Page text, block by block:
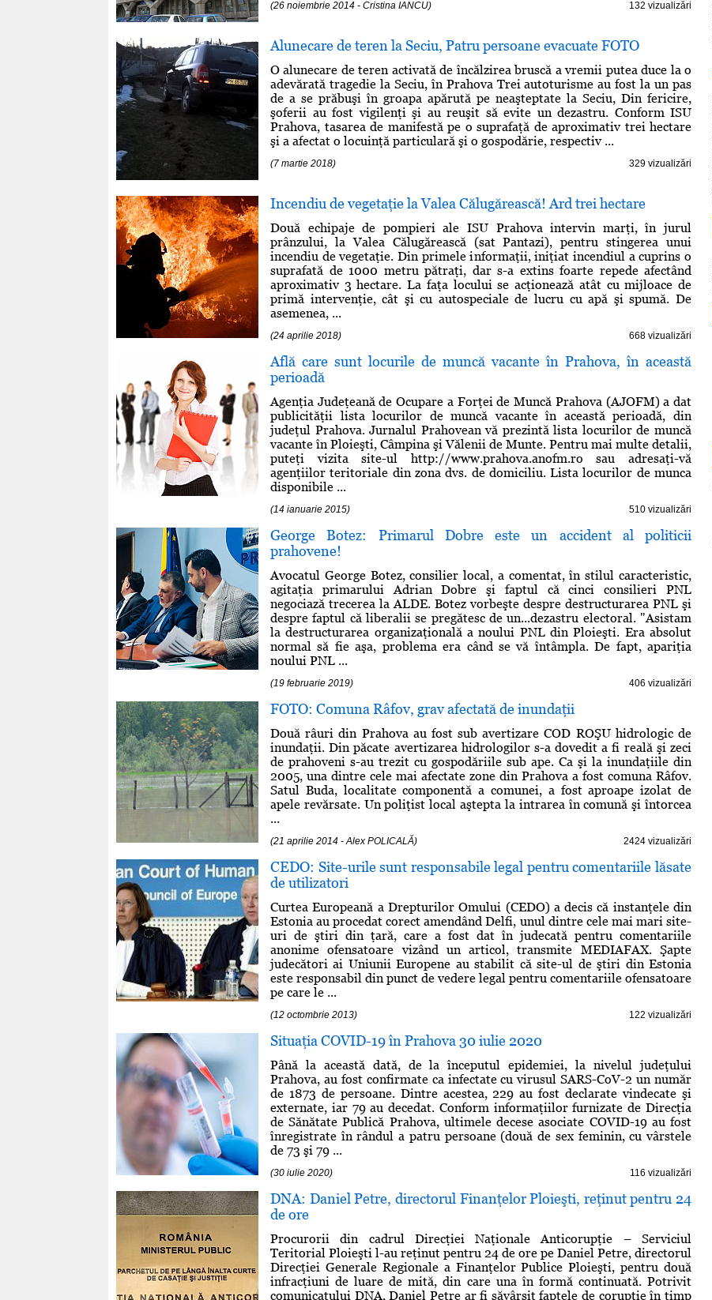
(26 noiembrie 2014 - Cristina IANCU) 132 vizualizări
Alunecare de teren la Seciu, Patru persoane evacuate FOTO
O alunecare de teren activată de încălzirea bruscă a vremii putea duce la o
adevărată tragedie la Seciu, în Prahova Trei autoturisme au fost la un pas
de a se prăbuşi în groapa apărută pe neaşteptate la Seciu, Din fericire,
şoferii au fost vigilenţi şi au reuşit să evite un dezastru. Conform ISU
Prahova, tasarea de manifestă pe o suprafaţă de aproximativ trei hectare
şi a afectat o locuinţă particulară şi o gospodărie, respectiv ...
(7 martie 2018) 329 vizualizări
Incendiu de vegetaţie la Valea Călugărească! Ard trei hectare
Două echipaje de pompieri ale ISU Prahova intervin marţi, în jurul
prânzului, la Valea Călugărească (sat Pantazi), pentru stingerea unui
incendiu de vegetaţie. Din primele informaţii, iniţiat incendiul a cuprins o
suprafată de 1000 metru pătraţi, dar s-a extins foarte repede afectând
aproximativ 3 hectare. La faţa locului se acţionează atât cu mijloace de
primă intervenţie, cât şi cu autospeciale de lucru cu apă şi spumă. De
asemenea, ...
(24 aprilie 2018) 668 vizualizări
Află care sunt locurile de muncă vacante în Prahova, în această
perioadă
Agenţia Judeţeană de Ocupare a Forţei de Muncă Prahova (AJOFM) a dat
publicităţii lista locurilor de muncă vacante în această perioadă, din
judeţul Prahova. Jurnalul Prahovean vă prezintă lista locurilor de muncă
vacante în Ploieşti, Câmpina şi Vălenii de Munte. Pentru mai multe detalii,
puteţi vizita site-ul http://www.prahova.anofm.ro sau adresaţi-vă
agenţiilor teritoriale din zona dvs. de domiciliu. Lista locurilor de munca
disponibile ...
(14 ianuarie 2015) 510 vizualizări
George Botez: Primarul Dobre este un accident al politicii
prahovene!
Avocatul George Botez, consilier local, a comentat, în stilul caracteristic,
agitaţia primarului Adrian Dobre şi faptul că cinci consilieri PNL
negociază trecerea la ALDE. Botez vorbeşte despre destructurarea PNL şi
despre faptul că liberalii se pregătesc de un...dezastru electoral. "Asistam
la destructurarea organizaţională a noului PNL din Ploieşti. Era absolut
normal să fie aşa, problema era când se vă întâmpla. De fapt, apariţia
noului PNL ...
(19 februarie 2019) 406 vizualizări
FOTO: Comuna Râfov, grav afectată de inundaţii
Două râuri din Prahova au fost sub avertizare COD ROŞU hidrologic de
inundaţii. Din păcate avertizarea hidrologilor s-a dovedit a fi reală şi zeci
de prahoveni s-au trezit cu gospodăriile sub ape. Ca şi la inundaţiile din
2005, una dintre cele mai afectate zone din Prahova a fost comuna Râfov.
Satul Buda, localitate componentă a comunei, a fost aproape izolat de
apele revărsate. Un poliţist local aştepta la intrarea în comună şi întorcea
...
(21 aprilie 2014 - Alex POLICALĂ) 2424 vizualizări
CEDO: Site-urile sunt responsabile legal pentru comentariile lăsate
de utilizatori
Curtea Europeană a Drepturilor Omului (CEDO) a decis că instanţele din
Estonia au procedat corect amendând Delfi, unul dintre cele mai mari site-
uri de ştiri din ţară, care a fost dat în judecată pentru comentariile
anonime ofensatoare vizând un articol, transmite MEDIAFAX. Şapte
judecători ai Uniunii Europene au stabilit că site-ul de ştiri din Estonia
este responsabil din punct de vedere legal pentru comentariile ofensatoare
pe care le ...
(12 octombrie 2013) 122 vizualizări
Situaţia COVID-19 în Prahova 30 iulie 2020
Până la această dată, de la începutul epidemiei, la nivelul judeţului
Prahova, au fost confirmate ca infectate cu virusul SARS-CoV-2 un număr
de 1873 de persoane. Dintre acestea, 229 au fost declarate vindecate şi
externate, iar 79 au decedat. Conform informaţiilor furnizate de Direcţia
de Sănătate Publică Prahova, ultimele decese asociate COVID-19 au fost
înregistrate în rândul a patru persoane (două de sex feminin, cu vârstele
de 73 şi 79 ...
(30 iulie 2020) 116 vizualizări
DNA: Daniel Petre, directorul Finanţelor Ploieşti, reţinut pentru 24
de ore
Procurorii din cadrul Direcţiei Naţionale Anticorupţie – Serviciul
Teritorial Ploieşti l-au reţinut pentru 24 de ore pe Daniel Petre, directorul
Direcţiei Generale Regionale a Finanţelor Publice Ploieşti, pentru două
infracţiuni de luare de mită, din care una în formă continuată. Potrivit
comunicatului DNA, Daniel Petre ar fi săvârşit faptele de corupţie în timp